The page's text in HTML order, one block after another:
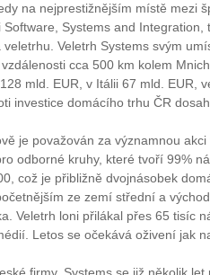
na nejprestižnějším místě mezi
Systems and
Veletrh Systems svým
cca 500 km kolem
mld. EUR, v Itálii 67 mld. EUR,
investice domácího trhu ČR
je považován za významnou
odborné kruhy, které tvoří 99%
což je přibližně dvojnásobek
ze zemí střední a
Veletrh loni přilákal přes 65 tisíc
Letos se očekává oživení jak